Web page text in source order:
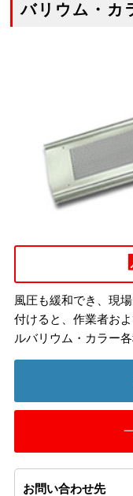
バリウム・カ
風圧も緩和でき、現
付けると、作業者お
ルバリウム・カラー各
お問い合わせ先